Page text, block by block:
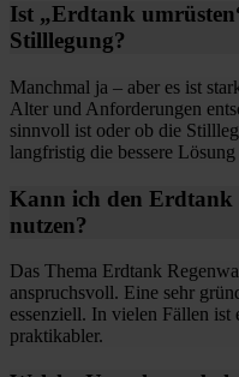
Ist „Erdtank
Stilllegung?
Manchmal ja – aber es ist
Alter und Anforderungen
sinnvoll ist oder ob die
langfristig die bessere Lösung
Kann ich den Erdtank
nutzen?
Das Thema Erdtank
anspruchsvoll. Eine sehr
essenziell. In vielen Fällen
praktikabler.